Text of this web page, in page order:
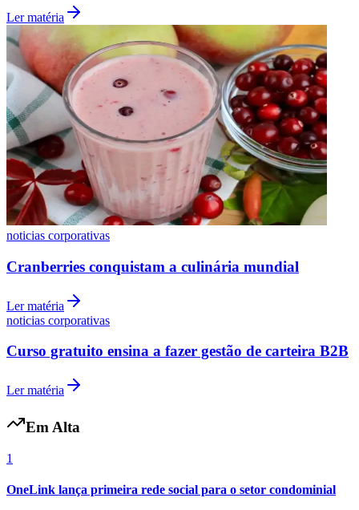
Fluminense
Ler matéria
noticias corporativas
Cranberries conquistam a culinária mundial
Ler matéria
noticias corporativas
Curso gratuito ensina a fazer gestão de carteira B2B
Ler matéria
Em Alta
1
OneLink lança primeira rede social para o setor condominial